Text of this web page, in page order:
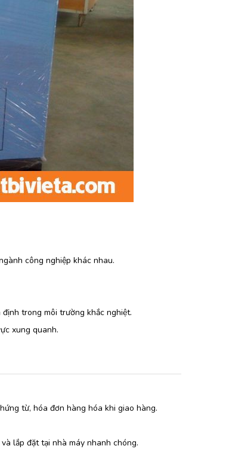
công nghiệp khác nhau.
trong môi trường khắc nghiệt.
xung quanh.
từ, hóa đơn hàng hóa khi giao hàng.
lắp đặt tại nhà máy nhanh chóng.